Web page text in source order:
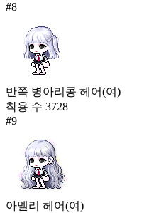
#8
반쪽 병아리콩 헤어(여)
착용 수 3728
#9
아멜리 헤어(여)